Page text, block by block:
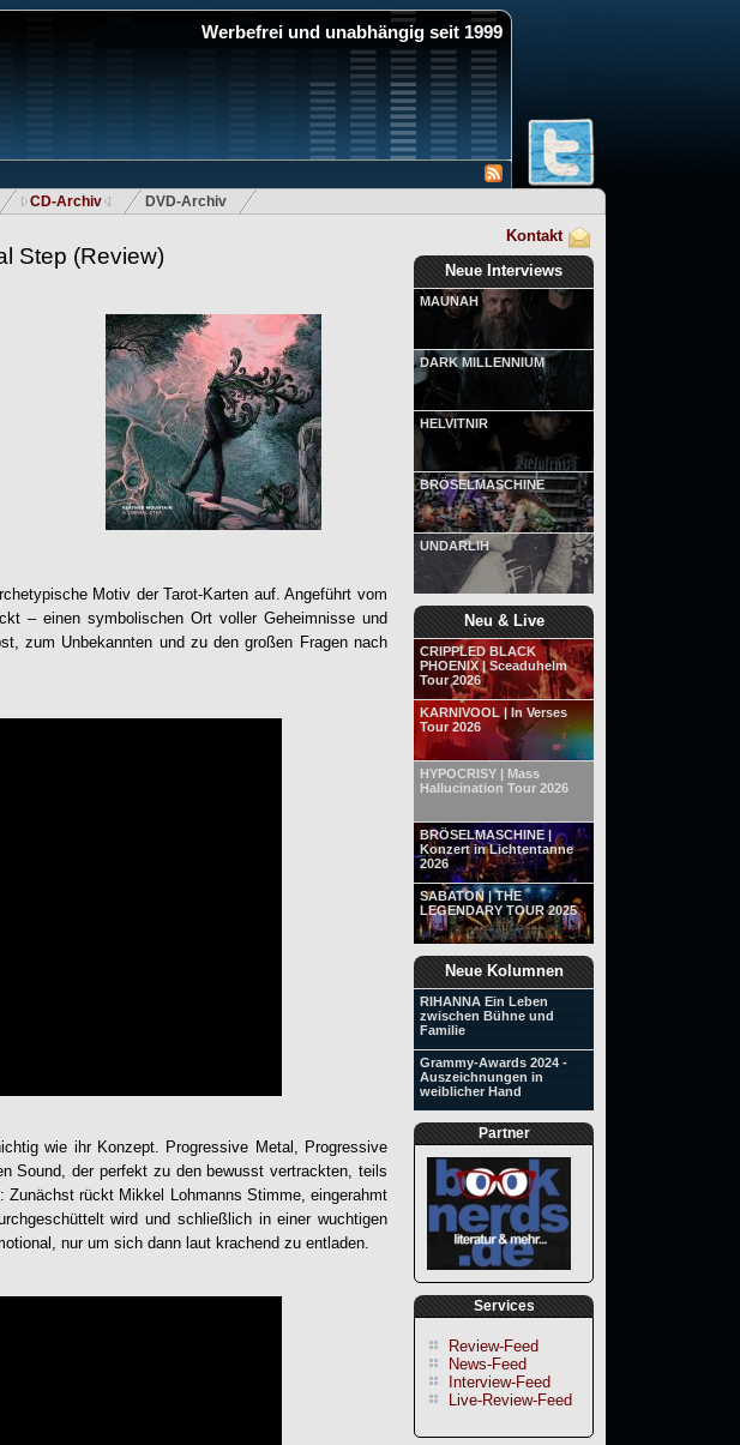
Werbefrei und unabhängig seit 1999
CD-Archiv DVD-Archiv
Kontakt
Neue Interviews
MAUNAH
DARK MILLENNIUM
HELVITNIR
BRÖSELMASCHINE
UNDARLIH
Neu & Live
CRIPPLED BLACK
PHOENIX | Sceaduhelm
Tour 2026
KARNIVOOL | In Verses
Tour 2026
HYPOCRISY | Mass
Hallucination Tour 2026
BRÖSELMASCHINE |
Konzert in Lichtentanne
2026
SABATON | THE
LEGENDARY TOUR 2025
Neue Kolumnen
RIHANNA Ein Leben
zwischen Bühne und
Familie
Grammy-Awards 2024 -
Auszeichnungen in
weiblicher Hand
Partner
Services
Review-Feed
News-Feed
Interview-Feed
Live-Review-Feed
Step (Review)
Motiv der Tarot-Karten auf. Angeführt vom
– einen symbolischen Ort voller Geheimnisse und
zum Unbekannten und zu den großen Fragen nach
wie ihr Konzept. Progressive Metal, Progressive
Sound, der perfekt zu den bewusst vertrackten, teils
Zunächst rückt Mikkel Lohmanns Stimme, eingerahmt
wird und schließlich in einer wuchtigen
nur um sich dann laut krachend zu entladen.